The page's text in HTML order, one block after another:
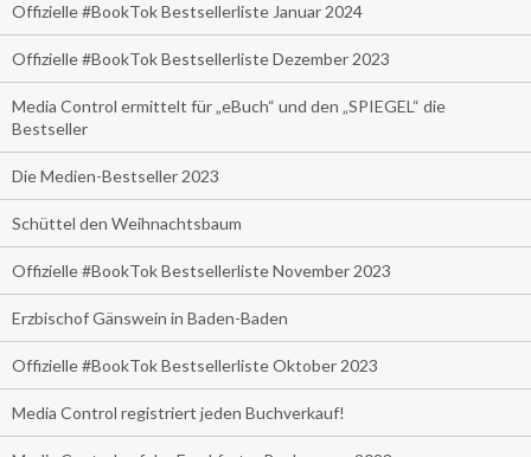
Offizielle #BookTok Bestsellerliste Januar 2024
Offizielle #BookTok Bestsellerliste Dezember 2023
Media Control ermittelt für „eBuch“ und den „SPIEGEL“ die
Bestseller
Die Medien-Bestseller 2023
Schüttel den Weihnachtsbaum
Offizielle #BookTok Bestsellerliste November 2023
Erzbischof Gänswein in Baden-Baden
Offizielle #BookTok Bestsellerliste Oktober 2023
Media Control registriert jeden Buchverkauf!